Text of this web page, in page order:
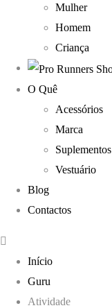
Mulher
Homem
Criança
O Quê
Acessórios
Marca
Suplementos
Vestuário
Blog
Contactos
Início
Guru
Atividade